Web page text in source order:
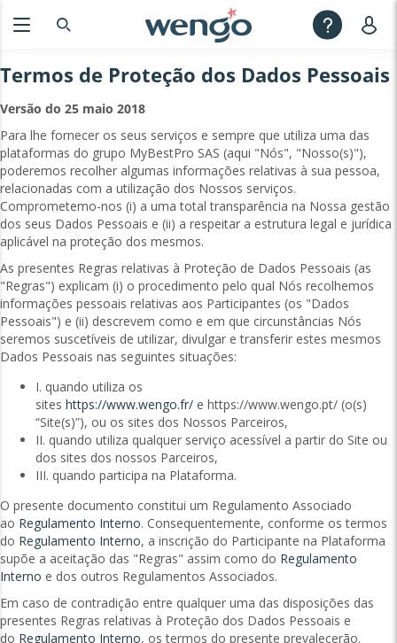
Termos de Proteção dos Dados Pessoais
Versão do 25 maio 2018
Para lhe fornecer os seus serviços e sempre que utiliza uma das
plataformas do grupo MyBestPro SAS (aqui "Nós", "Nosso(s)"),
poderemos recolher algumas informações relativas à sua pessoa,
relacionadas com a utilização dos Nossos serviços.
Comprometemo-nos (i) a uma total transparência na Nossa gestão
dos seus Dados Pessoais e (ii) a respeitar a estrutura legal e jurídica
aplicável na proteção dos mesmos.
As presentes Regras relativas à Proteção de Dados Pessoais (as
"Regras") explicam (i) o procedimento pelo qual Nós recolhemos
informações pessoais relativas aos ​Participantes (os "Dados
Pessoais") e (ii) descrevem como e em que circunstâncias Nós
seremos suscetíveis de utilizar, divulgar e transferir estes mesmos
Dados Pessoais nas seguintes situações:
I. quando utiliza os
sites https://www.wengo.fr/ e https://www.wengo.pt/ (o(s)
“Site(s)”), ou os sites dos Nossos Parceiros,
II. quando utiliza qualquer serviço acessível a partir do Site ou
dos sites dos nossos Parceiros,
III. quando participa na Plataforma.
O presente documento constitui um Regulamento Associado
ao Regulamento Interno. Consequentemente, conforme os termos
do Regulamento Interno, a inscrição do Participante na Plataforma
supõe a aceitação das "Regras" assim como do Regulamento
Interno e dos outros Regulamentos Associados.
Em caso de contradição entre qualquer uma das disposições das
presentes Regras relativas à Proteção dos Dados Pessoais e
do Regulamento Interno, os termos do presente prevalecerão.